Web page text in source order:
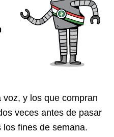
y los que compran
veces antes de pasar
fines de semana.